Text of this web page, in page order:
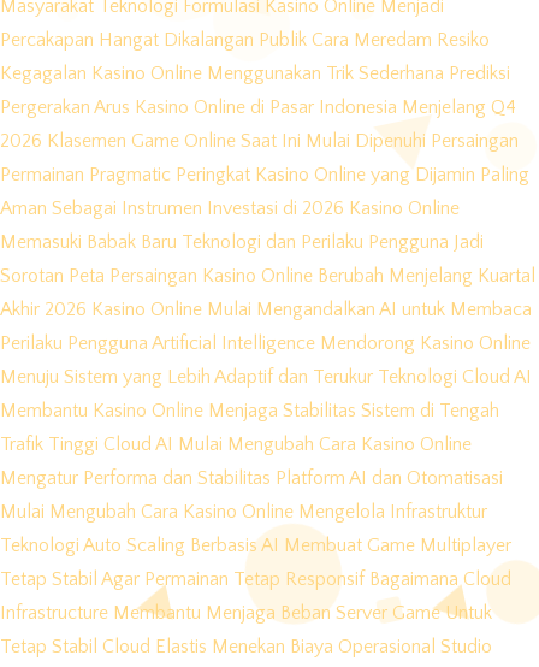
Masyarakat Teknologi Formulasi Kasino Online Menjadi
Percakapan Hangat Dikalangan Publik Cara Meredam Resiko
Kegagalan Kasino Online Menggunakan Trik Sederhana Prediksi
Pergerakan Arus Kasino Online di Pasar Indonesia Menjelang Q4
2026 Klasemen Game Online Saat Ini Mulai Dipenuhi Persaingan
Permainan Pragmatic Peringkat Kasino Online yang Dijamin Paling
Aman Sebagai Instrumen Investasi di 2026 Kasino Online
Memasuki Babak Baru Teknologi dan Perilaku Pengguna Jadi
Sorotan Peta Persaingan Kasino Online Berubah Menjelang Kuartal
Akhir 2026 Kasino Online Mulai Mengandalkan AI untuk Membaca
Perilaku Pengguna Artificial Intelligence Mendorong Kasino Online
Menuju Sistem yang Lebih Adaptif dan Terukur Teknologi Cloud AI
Membantu Kasino Online Menjaga Stabilitas Sistem di Tengah
Trafik Tinggi Cloud AI Mulai Mengubah Cara Kasino Online
Mengatur Performa dan Stabilitas Platform AI dan Otomatisasi
Mulai Mengubah Cara Kasino Online Mengelola Infrastruktur
Teknologi Auto Scaling Berbasis AI Membuat Game Multiplayer
Tetap Stabil Agar Permainan Tetap Responsif Bagaimana Cloud
Infrastructure Membantu Menjaga Beban Server Game Untuk
Tetap Stabil Cloud Elastis Menekan Biaya Operasional Studio